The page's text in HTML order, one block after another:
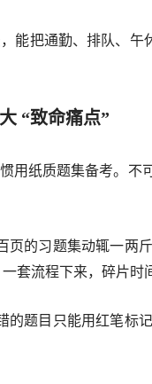
把通勤、排队、午
“致命痛点”
纸质题集备考。不
页的习题集动辄一两
套流程下来，碎片时
的题目只能用红笔标